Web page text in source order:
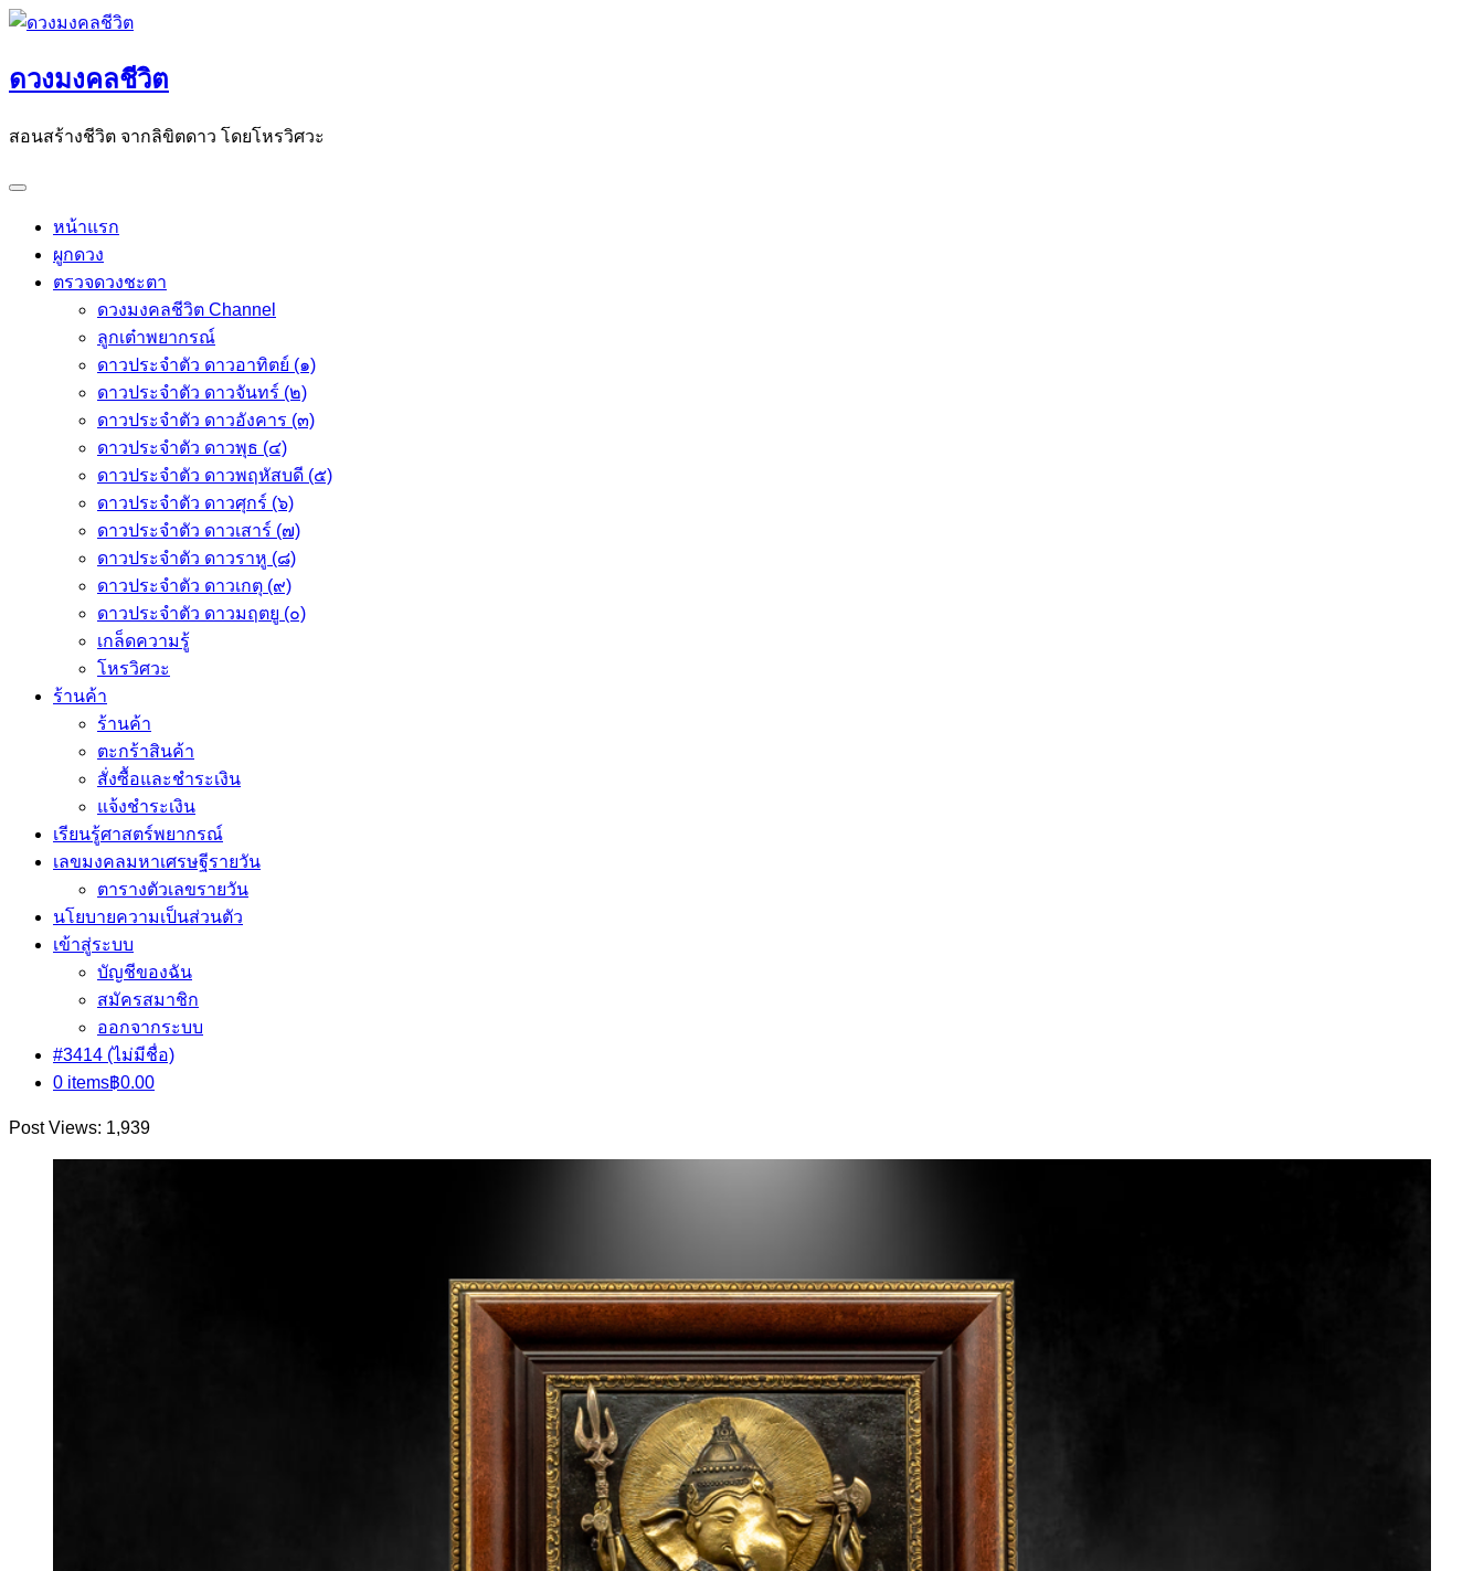
Skip
content
ดวงมงคลชีวิต
สอนสร้างชีวิต จากลิขิตดาว โดยโหรวิศวะ
หน้าแรก
ผูกดวง
ตรวจดวงชะตา
ดวงมงคลชีวิต Channel
ลูกเต๋าพยากรณ์
ดาวประจำตัว ดาวอาทิตย์ (๑)
ดาวประจำตัว ดาวจันทร์ (๒)
ดาวประจำตัว ดาวอังคาร (๓)
ดาวประจำตัว ดาวพุธ (๔)
ดาวประจำตัว ดาวพฤหัสบดี (๕)
ดาวประจำตัว ดาวศุกร์ (๖)
ดาวประจำตัว ดาวเสาร์ (๗)
ดาวประจำตัว ดาวราหู (๘)
ดาวประจำตัว ดาวเกตุ (๙)
ดาวประจำตัว ดาวมฤตยู (๐)
เกล็ดความรู้
โหรวิศวะ
ร้านค้า
ร้านค้า
ตะกร้าสินค้า
สั่งซื้อและชำระเงิน
แจ้งชำระเงิน
เรียนรู้ศาสตร์พยากรณ์
เลขมงคลมหาเศรษฐีรายวัน
ตารางตัวเลขรายวัน
นโยบายความเป็นส่วนตัว
เข้าสู่ระบบ
บัญชีของฉัน
สมัครสมาชิก
ออกจากระบบ
#3414 (ไม่มีชื่อ)
0 items฿0.00
Post Views: 1,939